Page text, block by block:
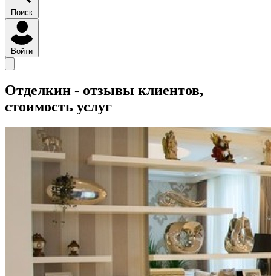
Поиск
Войти
Отделкин - отзывы клиентов,
стоимость услуг